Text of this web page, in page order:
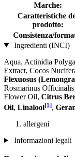
Marche:
Caratteristiche
prodotto:
Consistenza/
Ingredienti (INCI)
Aqua, Actinidia
Extract, Cocos
Flexuosus
Rosmarinus
Flower Oil, Citrus
Oil, Linalool[1],
allergeni
Informazioni legali